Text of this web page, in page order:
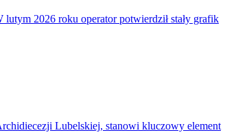
2026 roku operator potwierdził stały grafik
Lubelskiej, stanowi kluczowy element